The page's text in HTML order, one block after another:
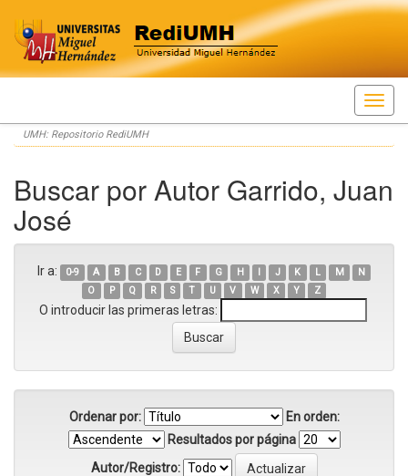
Skip
navigation
UMH: Repositorio RediUMH
Buscar por Autor Garrido, Juan
José
Ir a: 0-9 A B C D E F G H I J K L M
N
O
P Q R S T U V W X Y Z
O introducir las primeras letras:
Ordenar por:
En orden:
Resultados por página
Autor/Registro: